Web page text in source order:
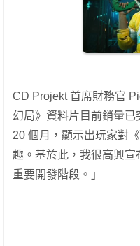
CD Projekt 首席財務官
幻局》資料片目前銷量
20 個月，顯示出玩家對
趣。基於此，我很高興
重要開發階段。」